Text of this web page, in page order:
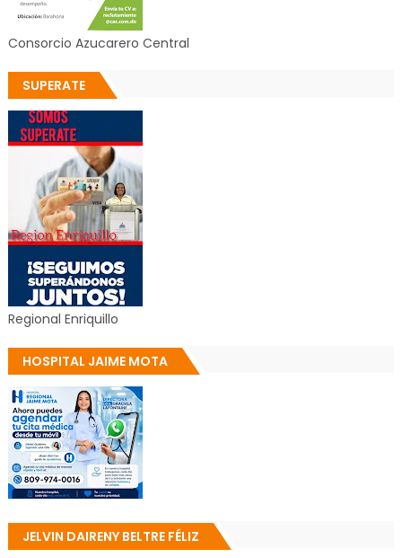
Consorcio Azucarero Central
SUPERATE
Regional Enriquillo
HOSPITAL JAIME MOTA
JELVIN DAIRENY BELTRE FÉLIZ